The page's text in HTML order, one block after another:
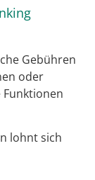
Gebühren
oder
lohnt sich